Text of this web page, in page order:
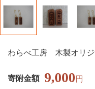
わらべ工房 木製オリジ
寄附金額 9,000円